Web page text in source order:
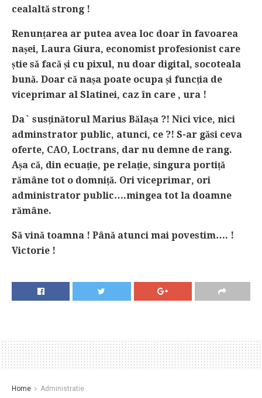
cealaltă strong !
Renunțarea ar putea avea loc doar în favoarea
nașei, Laura Giura, economist profesionist care
știe să facă și cu pixul, nu doar digital, socoteala
bună. Doar că nașa poate ocupa și funcția de
viceprimar al Slatinei, caz în care , ura !
Da` susținătorul Marius Bălașa ?! Nici vice, nici
adminstrator public, atunci, ce ?! S-ar găsi ceva
oferte, CAO, Loctrans, dar nu demne de rang.
Așa că, din ecuație, pe relație, singura portiță
rămâne tot o domniță. Ori viceprimar, ori
administrator public….mingea tot la doamne
rămâne.
Să vină toamna ! Până atunci mai povestim…. !
Victorie !
Home Administratie